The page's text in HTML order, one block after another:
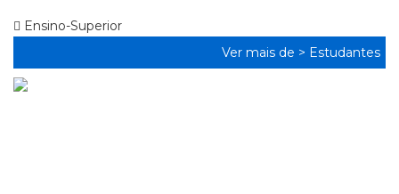
Ensino-Superior
Ver mais de > Estudantes